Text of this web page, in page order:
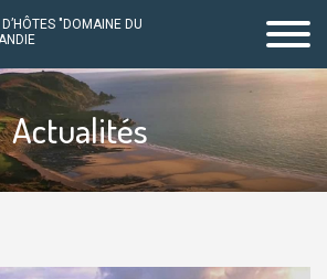
"DOMAINE DU
Actualités